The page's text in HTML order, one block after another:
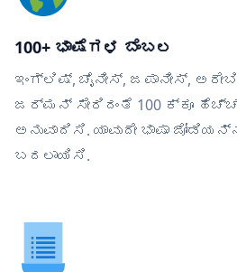
100+ ಭಾಷೆಗಳ ಬೆಂಬಲ
ಇಂಗ್ಲಿಷ್, ಚೈನೀಸ್, ಜಪಾನೀಸ್,
ಜರ್ಮನ್ ಸೇರಿದಂತೆ 100 ಕ್ಕೂ
ಅನುವಾದಿಸಿ. ಯಾವುದೇ ಭಾಷಾ
ಬದಲಾಯಿಸಿ.